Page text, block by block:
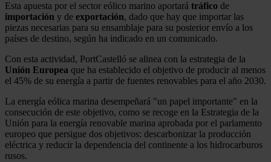
Esta apuesta por el sector eólico marino aportará tráfico de
importación y de exportación, dado que hay que importar las
piezas necesarias para su ensamblaje para su posterior envío a los
países de destino, según ha indicado en un comunicado.
Con esta actividad, PortCastelló se alinea con la estrategia de la
Unión Europea que ha establecido el objetivo de producir al menos
el 45% de su energía a partir de fuentes renovables para el año 2030.
La energía eólica marina desempeñará "un papel importante" en la
consecución de este objetivo, como se recoge en la Estrategia de la
Unión para la energía renovable marina aprobada por el parlamento
europeo que persigue dos objetivos: descarbonizar la producción
eléctrica y reducir la dependencia del continente a los hidrocarburos
rusos.